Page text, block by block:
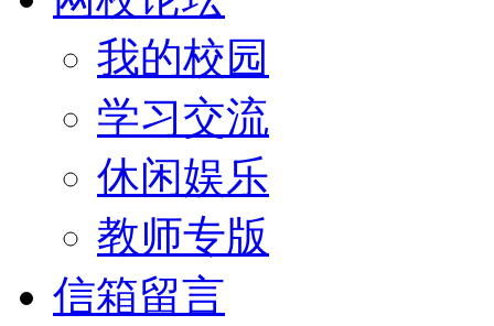
我的校园
学习交流
休闲娱乐
教师专版
信箱留言